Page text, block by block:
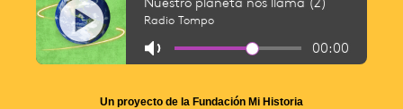
Un proyecto de la Fundación Mi Historia